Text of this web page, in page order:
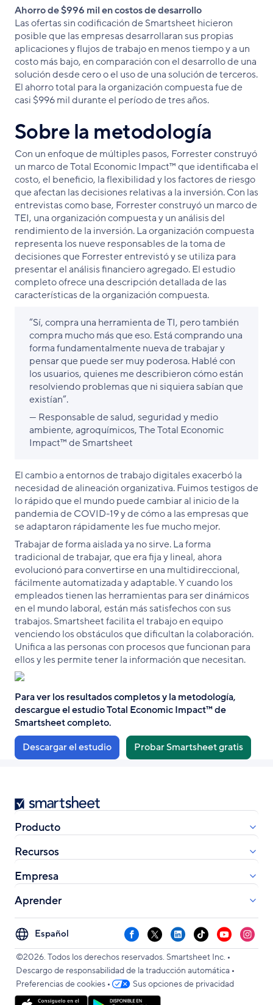
Ahorro de $996 mil en costos de desarrollo
Las ofertas sin codificación de Smartsheet hicieron
posible que las empresas desarrollaran sus propias
aplicaciones y flujos de trabajo en menos tiempo y a un
costo más bajo, en comparación con el desarrollo de una
solución desde cero o el uso de una solución de terceros.
El ahorro total para la organización compuesta fue de
casi $996 mil durante el período de tres años.
Sobre la metodología
Con un enfoque de múltiples pasos, Forrester construyó
un marco de Total Economic Impact™ que identificaba el
costo, el beneficio, la flexibilidad y los factores de riesgo
que afectan las decisiones relativas a la inversión. Con las
entrevistas como base, Forrester construyó un marco de
TEI, una organización compuesta y un análisis del
rendimiento de la inversión. La organización compuesta
representa los nueve responsables de la toma de
decisiones que Forrester entrevistó y se utiliza para
presentar el análisis financiero agregado. El estudio
completo ofrece una descripción detallada de las
características de la organización compuesta.
“Sí, compra una herramienta de TI, pero también
compra mucho más que eso. Está comprando una
forma fundamentalmente nueva de trabajar y
pensar que puede ser muy poderosa. Hablé con
los usuarios, quienes me describieron cómo están
resolviendo problemas que ni siquiera sabían que
existían”.
— Responsable de salud, seguridad y medio
ambiente, agroquímicos, The Total Economic
Impact™ de Smartsheet
El cambio a entornos de trabajo digitales exacerbó la
necesidad de alineación organizativa. Fuimos testigos de
lo rápido que el mundo puede cambiar al inicio de la
pandemia de COVID-19 y de cómo a las empresas que
se adaptaron rápidamente les fue mucho mejor.
Trabajar de forma aislada ya no sirve. La forma
tradicional de trabajar, que era fija y lineal, ahora
evolucionó para convertirse en una multidireccional,
fácilmente automatizada y adaptable. Y cuando los
empleados tienen las herramientas para ser dinámicos
en el mundo laboral, están más satisfechos con sus
trabajos. Smartsheet facilita el trabajo en equipo
venciendo los obstáculos que dificultan la colaboración.
Unifica a las personas con procesos que funcionan para
ellos y les permite tener la información que necesitan.
Para ver los resultados completos y la metodología,
descargue el estudio Total Economic Impact™ de
Smartsheet completo.
Descargar el estudio
Probar Smartsheet gratis
Smartsheet
Producto
Recursos
Empresa
Aprender
Select
your
language
Facebook
X LinkedInTikTokYouTube
©2026. Todos los derechos reservados. Smartsheet Inc. •
Descargo de responsabilidad de la traducción automática •
Preferencias de cookies • Sus opciones de privacidad